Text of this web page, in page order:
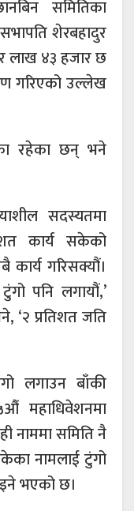
समितिका
शेरबहादुर
लाख ४३ हजार छ
गरिएको उल्लेख
रहेका छन् भने
सदस्यतमा
कार्य सकेको
गरिसक्यौं।
पनि लगायौं,’
‘२ प्रतिशत जति
लगाउन बाँकी
महाधिवेशनमा
नाममा समिति नै
नामलाई टुंगो
भएको छ।